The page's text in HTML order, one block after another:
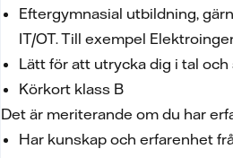
Eftergymnasial utbildning,
IT/OT. Till exempel
Lätt för att utrycka dig i tal
Körkort klass B
Det är meriterande om du har
Har kunskap och erfarenhet